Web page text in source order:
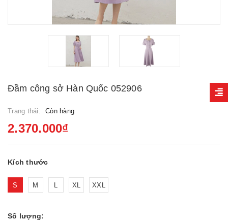
Đầm công sở Hàn Quốc 052906
Trạng thái: Còn hàng
2.370.000₫
Kích thước
S M L XL XXL
Số lượng: